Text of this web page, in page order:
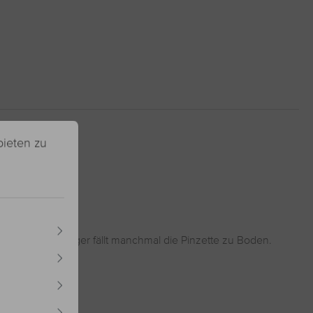
als Anfänger fällt manchmal die Pinzette zu Boden.
zu